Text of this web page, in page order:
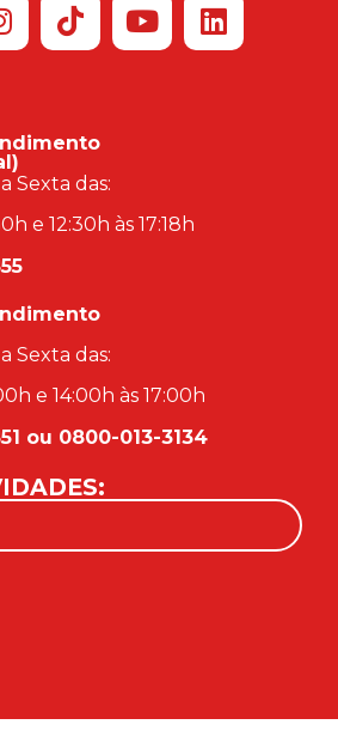
Sexta das:
e 12:30h às 17:18h
Sexta das:
e 14:00h às 17:00h
ou 0800-013-3134